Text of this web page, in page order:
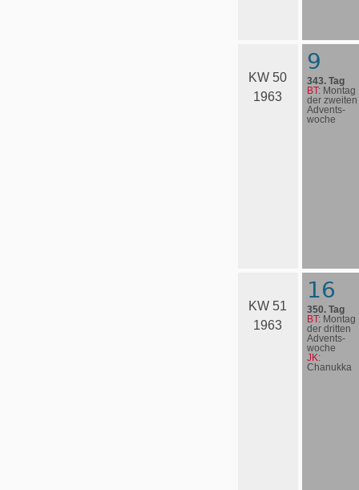
KW 50
1963
9
343. Tag
BT: Montag
der zweiten
Advents­
woche
KW 51
1963
16
350. Tag
BT: Montag
der dritten
Advents­
woche
JK:
Chanukka